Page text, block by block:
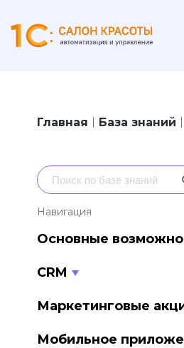
Главная База знаний
Навигация
Основные
CRM
Маркетинговые
Мобильное